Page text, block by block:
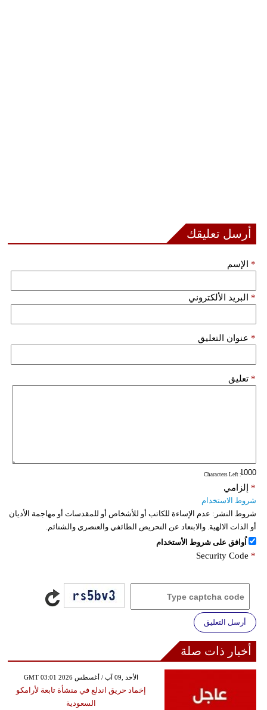
أرسل تعليقك
الإسم *
البريد الألكتروني *
عنوان التعليق *
تعليق *
: Characters Left
إلزامي *
شروط الاستخدام
شروط النشر: عدم الإساءة للكاتب أو للأشخاص أو للمقدسات أو مهاجمة الأديان
أو الذات الالهية. والابتعاد عن التحريض الطائفي والعنصري والشتائم.
اُوافق على شروط الأستخدام
Security Code *
أرسل التعليق
أخبار ذات صلة
GMT 03:01 2026 الأحد ,09 آب / أغسطس
إخماد حريق اندلع في منشأة تابعة لأرامكو
السعودية